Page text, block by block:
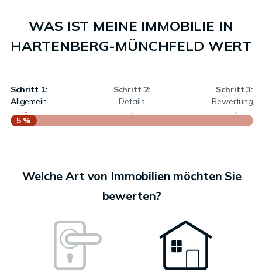
WAS IST MEINE IMMOBILIE IN
HARTENBERG-MÜNCHFELD WERT
Schritt 1:
Allgemein
Schritt 2:
Details
Schritt 3:
Bewertung
5 %
Welche Art von Immobilien möchten Sie
bewerten?